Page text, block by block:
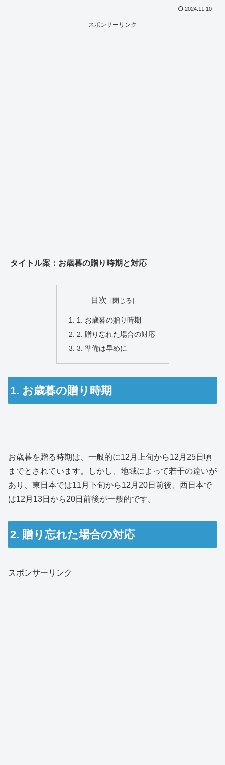
2024.11.10
スポンサーリンク
タイトル案：お歳暮の贈り時期と対応
目次
1. お歳暮の贈り時期
2. 贈り忘れた場合の対応
3. 準備は早めに
1. お歳暮の贈り時期
お歳暮を贈る時期は、一般的に12月上旬から12月25日頃
までとされています。しかし、地域によって若干の違いが
あり、東日本では11月下旬から12月20日前後、西日本で
は12月13日から20日前後が一般的です。
2. 贈り忘れた場合の対応
スポンサーリンク